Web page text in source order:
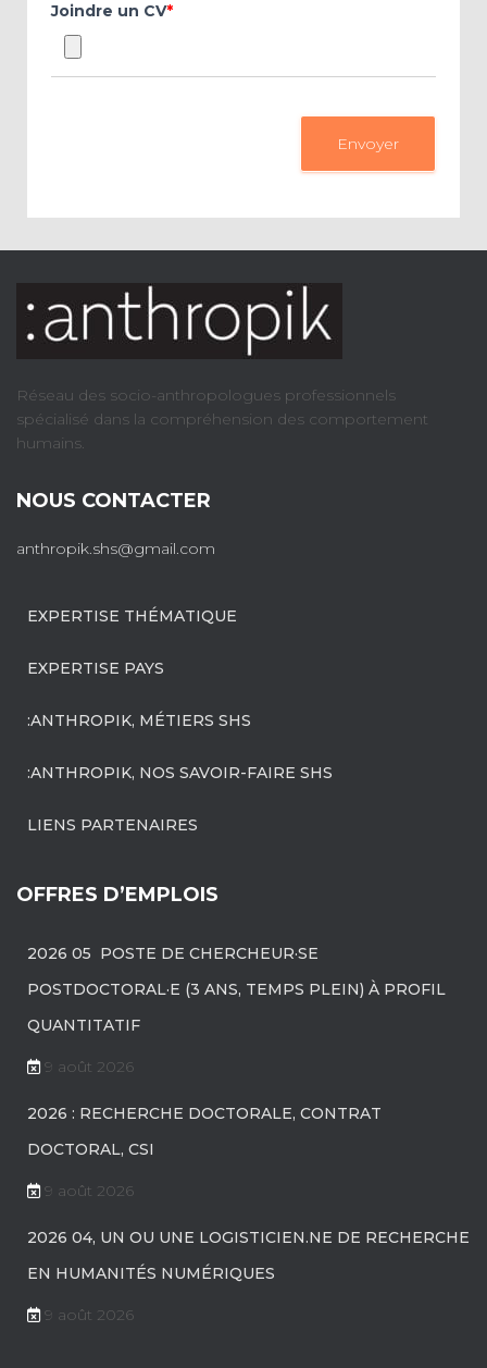
Joindre un CV*
Envoyer
Réseau des socio-anthropologues professionnels
spécialisé dans la compréhension des comportement
humains.
NOUS CONTACTER
anthropik.shs@gmail.com
EXPERTISE THÉMATIQUE
EXPERTISE PAYS
:ANTHROPIK, MÉTIERS SHS
:ANTHROPIK, NOS SAVOIR-FAIRE SHS
LIENS PARTENAIRES
OFFRES D’EMPLOIS
2026 05 POSTE DE CHERCHEUR·SE
POSTDOCTORAL·E (3 ANS, TEMPS PLEIN) À PROFIL
QUANTITATIF
9 août 2026
2026 : RECHERCHE DOCTORALE, CONTRAT
DOCTORAL, CSI
9 août 2026
2026 04, UN OU UNE LOGISTICIEN.NE DE RECHERCHE
EN HUMANITÉS NUMÉRIQUES
9 août 2026